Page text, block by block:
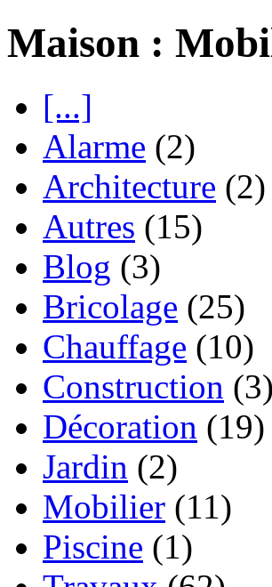
Maison :
[...]
Alarme (2)
Architecture (2)
Autres (15)
Blog (3)
Bricolage (25)
Chauffage (10)
Construction (3)
Décoration (19)
Jardin (2)
Mobilier (11)
Piscine (1)